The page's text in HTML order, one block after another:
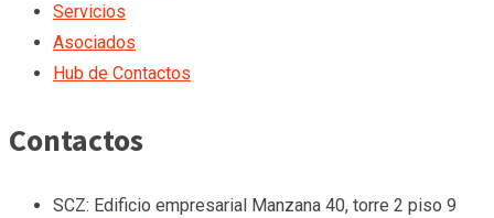
Servicios
Asociados
Hub de Contactos
Contactos
SCZ: Edificio empresarial Manzana 40, torre 2 piso 9